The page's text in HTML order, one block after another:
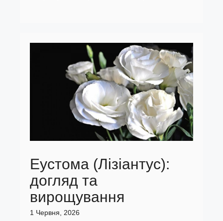
Еустома (Лізіантус):
догляд та
вирощування
1 Червня, 2026